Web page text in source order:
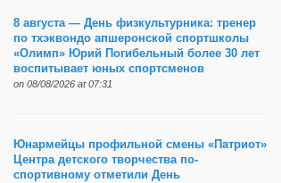
8 августа — День физкультурника: тренер
по тхэквондо апшеронской спортшколы
«Олимп» Юрий Погибельный более 30 лет
воспитывает юных спортсменов
on 08/08/2026 at 07:31
Юнармейцы профильной смены «Патриот»
Центра детского творчества по-
спортивному отметили День